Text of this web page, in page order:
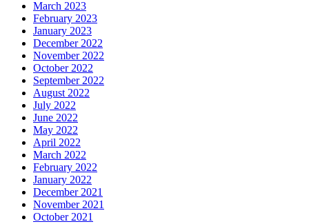
March 2023
February 2023
January 2023
December 2022
November 2022
October 2022
September 2022
August 2022
July 2022
June 2022
May 2022
April 2022
March 2022
February 2022
January 2022
December 2021
November 2021
October 2021